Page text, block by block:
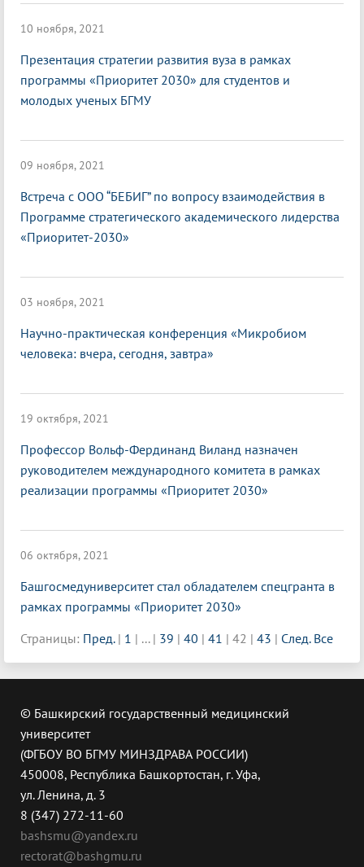
10 ноября, 2021
Презентация стратегии развития вуза в рамках
программы «Приоритет 2030» для студентов и
молодых ученых БГМУ
09 ноября, 2021
Встреча с ООО “БЕБИГ” по вопросу взаимодействия в
Программе стратегического академического лидерства
«Приоритет-2030»
03 ноября, 2021
Научно-практическая конференция «Микробиом
человека: вчера, сегодня, завтра»
19 октября, 2021
Профессор Вольф-Фердинанд Виланд назначен
руководителем международного комитета в рамках
реализации программы «Приоритет 2030»
06 октября, 2021
Башгосмедуниверситет стал обладателем спецгранта в
рамках программы «Приоритет 2030»
Страницы: Пред. | 1 | ... | 39 | 40 | 41 | 42 | 43 | След. Все
© Башкирский государственный медицинский
университет
(ФГБОУ ВО БГМУ МИНЗДРАВА РОССИИ)
450008, Республика Башкортостан, г. Уфа,
ул. Ленина, д. 3
8 (347) 272-11-60
bashsmu@yandex.ru
rectorat@bashgmu.ru